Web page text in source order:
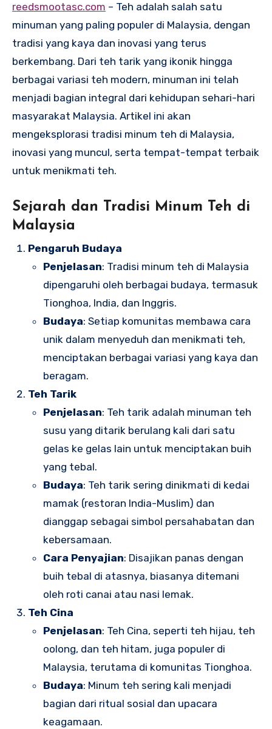
reedsmootasc.com – Teh adalah salah satu
minuman yang paling populer di Malaysia, dengan
tradisi yang kaya dan inovasi yang terus
berkembang. Dari teh tarik yang ikonik hingga
berbagai variasi teh modern, minuman ini telah
menjadi bagian integral dari kehidupan sehari-hari
masyarakat Malaysia. Artikel ini akan
mengeksplorasi tradisi minum teh di Malaysia,
inovasi yang muncul, serta tempat-tempat terbaik
untuk menikmati teh.
Sejarah dan Tradisi Minum Teh di
Malaysia
Pengaruh Budaya
Penjelasan: Tradisi minum teh di Malaysia
dipengaruhi oleh berbagai budaya, termasuk
Tionghoa, India, dan Inggris.
Budaya: Setiap komunitas membawa cara
unik dalam menyeduh dan menikmati teh,
menciptakan berbagai variasi yang kaya dan
beragam.
Teh Tarik
Penjelasan: Teh tarik adalah minuman teh
susu yang ditarik berulang kali dari satu
gelas ke gelas lain untuk menciptakan buih
yang tebal.
Budaya: Teh tarik sering dinikmati di kedai
mamak (restoran India-Muslim) dan
dianggap sebagai simbol persahabatan dan
kebersamaan.
Cara Penyajian: Disajikan panas dengan
buih tebal di atasnya, biasanya ditemani
oleh roti canai atau nasi lemak.
Teh Cina
Penjelasan: Teh Cina, seperti teh hijau, teh
oolong, dan teh hitam, juga populer di
Malaysia, terutama di komunitas Tionghoa.
Budaya: Minum teh sering kali menjadi
bagian dari ritual sosial dan upacara
keagamaan.